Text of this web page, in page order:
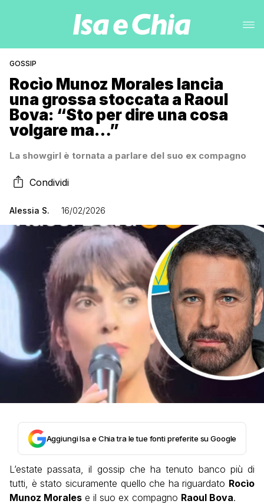
GOSSIP
Rocìo Munoz Morales lancia
una grossa stoccata a Raoul
Bova: “Sto per dire una cosa
volgare ma…”
La showgirl è tornata a parlare del suo ex compagno
Condividi
Alessia S. 16/02/2026
Aggiungi Isa e Chia tra le tue fonti preferite su Google
L’estate passata, il gossip che ha tenuto banco più di
tutti, è stato sicuramente quello che ha riguardato Rocìo
Munoz Morales e il suo ex compagno Raoul Bova.